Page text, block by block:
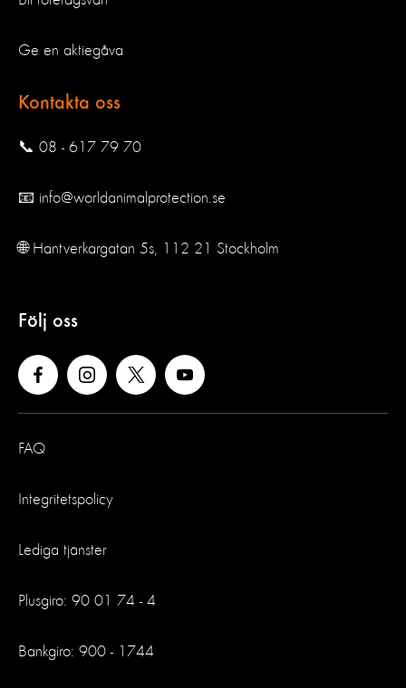
Ge en aktiegåva
Kontakta oss
📞 08 - 617 79 70
📧 info@worldanimalprotection.se
🌐 Hantverkargatan 5s, 112 21 Stockholm
Följ oss
FAQ
Integritetspolicy
Lediga tjänster
Plusgiro: 90 01 74 - 4
Bankgiro: 900 - 1744